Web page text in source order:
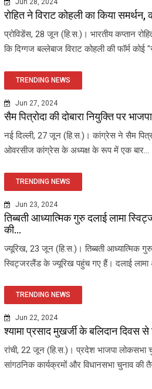
Jun 28, 2024
रोहित ने विराट कोहली का किया समर्थन,
प्रोविडेंस, 28 जून (हि.स.)। भारतीय कप्तान
कि दिग्गज बल्लेबाज विराट कोहली की फॉर्म कोई
TRENDING NEWS
Jun 27, 2024
सैम पित्रोदा की दोबारा नियुक्ति पर
नई दिल्ली, 27 जून (हि.स.)। कांग्रेस ने सैम
ओवरसीज कांग्रेस के अध्यक्ष के रूप में एक बार...
TRENDING NEWS
Jun 23, 2024
तिब्बती आध्यात्मिक गुरु दलाई लामा
की...
ज्यूरिख, 23 जून (हि.स.)। तिब्बती आध्यात्मिक गुरु
स्विट्जरलैंड के ज्यूरिख पहुंच गए हैं। दलाई
TRENDING NEWS
Jun 22, 2024
श्यामा प्रसाद मुखर्जी के बलिदान दिवस
रांची, 22 जून (हि.स.)। प्रदेश भाजपा लोकसभा
सांगठनिक कार्यक्रमों और विधानसभा चुनाव की